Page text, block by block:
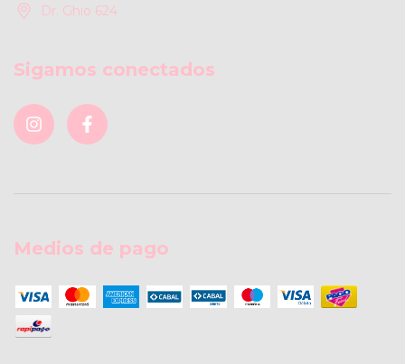
Dr. Ghio 624
Sigamos conectados
Medios de pago